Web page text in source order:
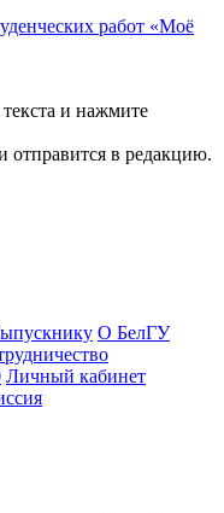
работ «Моё
и нажмите
отправится в редакцию.
О БелГУ
Личный кабинет